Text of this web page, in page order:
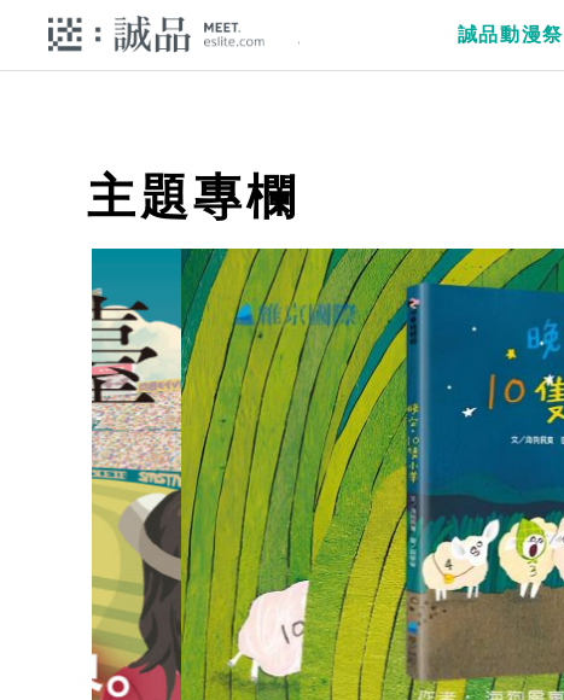
誠品動漫祭
主題專欄